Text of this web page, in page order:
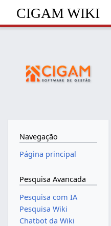
CIGAM WIKI
Navegação
Página principal
Pesquisa Avancada
Pesquisa com IA
Pesquisa Wiki
Chatbot da Wiki